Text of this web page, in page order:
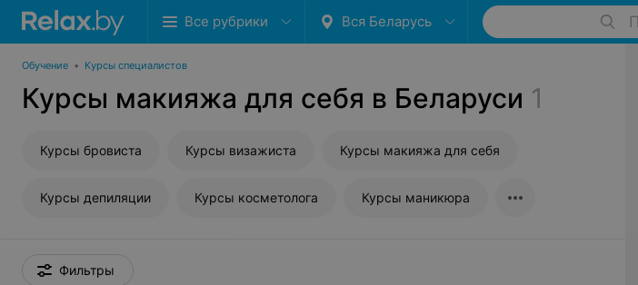
Все рубрики Вся Беларусь
Обучение • Курсы специалистов
Курсы макияжа для себя в Беларуси 1
Курсы бровиста Курсы визажиста Курсы макияжа для себя
Курсы депиляции Курсы косметолога Курсы маникюра
Фильтры